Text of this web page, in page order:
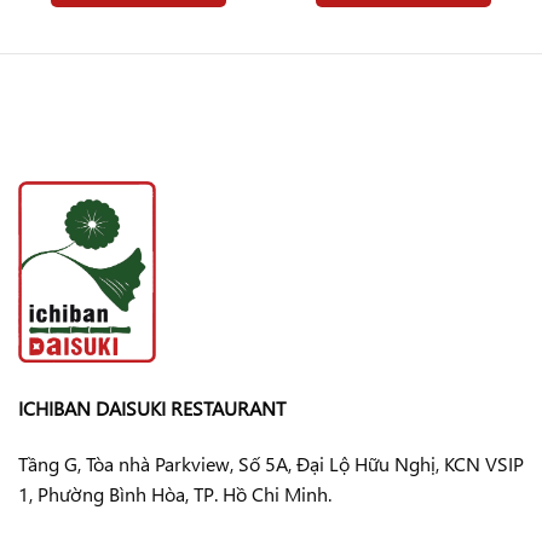
ICHIBAN DAISUKI RESTAURANT
Tầng G, Tòa nhà Parkview, Số 5A, Đại Lộ Hữu Nghị, KCN VSIP
1, Phường Bình Hòa, TP. Hồ Chi Minh.